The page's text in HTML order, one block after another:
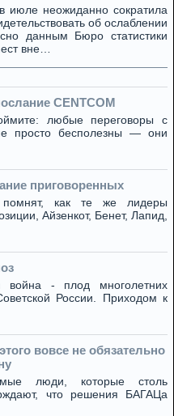
июле неожиданно сократила
об ослаблении
данным Бюро статистики
вне…
CENTCOM
любые переговоры с
просто бесполезны — они
приговоренных
как те же лидеры
Айзенкот, Бенет, Лапид,
война - плод многолетних
России. Приходом к
вовсе не обязательно
люди, которые столь
что решения БАГАЦа